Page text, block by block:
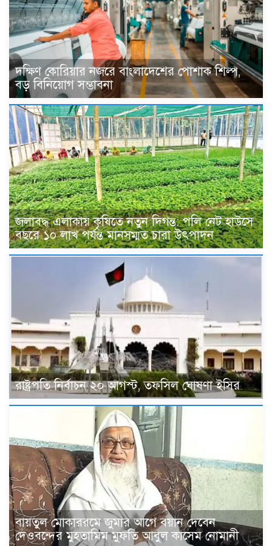
দক্ষিণ কোরিয়ার নজরে বাংলাদেশের পোশাক শিল্প,
বড় বিনিয়োগ সম্ভাবনা
জলাবদ্ধ এলাকায় কৃষিতে নতুন দিগন্ত: পলি নেট হাউসে
বছরে ১০ লাখ পর্যন্ত মানসম্মত চারা উৎপাদন
রাষ্ট্রপতি নির্বাচন ২০ আগস্ট, তফসিল ঘোষণা ইসির
বায়তুল মোকাররমে জুমার আগে বয়ান দেবেন
দেওবন্দের মুহতামিম মুফতি আবুল কাসেম নোমানী